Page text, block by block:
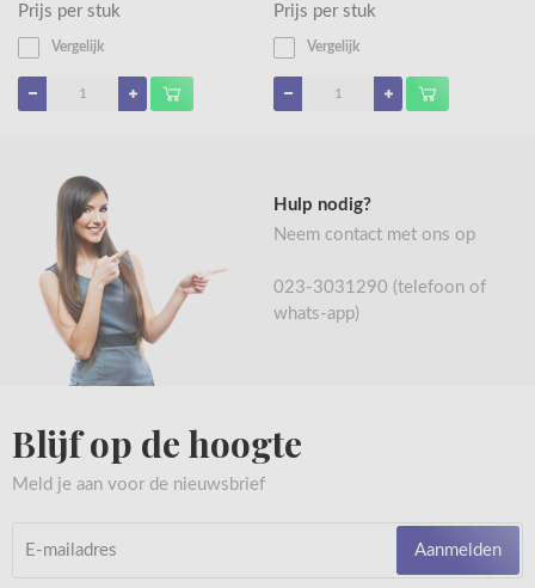
Prijs per stuk
Vergelijk
Prijs per stuk
Vergelijk
Hulp nodig?
Neem contact met ons op
023-3031290 (telefoon of
whats-app)
Blijf op de hoogte
Meld je aan voor de nieuwsbrief
Aanmelden